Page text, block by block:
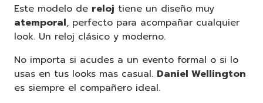
Este modelo de reloj tiene un diseño muy
atemporal, perfecto para acompañar cualquier
look. Un reloj clásico y moderno.
No importa si acudes a un evento formal o si lo
usas en tus looks mas casual. Daniel Wellington
es siempre el compañero ideal.